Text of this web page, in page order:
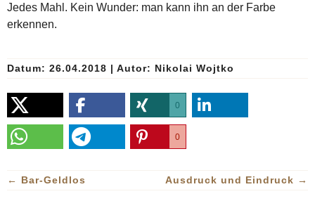
Jedes Mahl. Kein Wunder: man kann ihn an der Farbe
erkennen.
Datum: 26.04.2018 | Autor: Nikolai Wojtko
0
0
← Bar-Geldlos Ausdruck und Eindruck →